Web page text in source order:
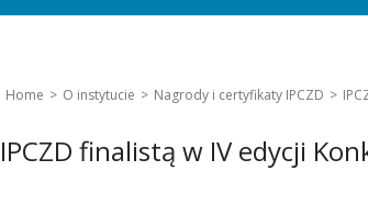
Home O instytucie Nagrody i certyfikaty IPCZD
IPCZD finalistą w IV edycji